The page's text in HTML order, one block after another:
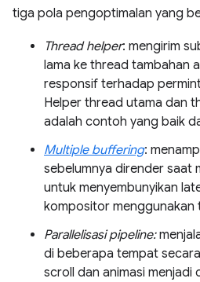
tiga pola pengoptimalan yang
Thread helper: mengirim
lama ke thread tambahan
responsif terhadap
Helper thread utama dan
adalah contoh yang baik
Multiple buffering:
sebelumnya dirender saat
untuk menyembunyikan
kompositor menggunakan
Parallelisasi pipeline:
di beberapa tempat
scroll dan animasi